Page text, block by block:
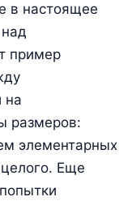
в настоящее
пример
на
размеров:
элементарных
Еще